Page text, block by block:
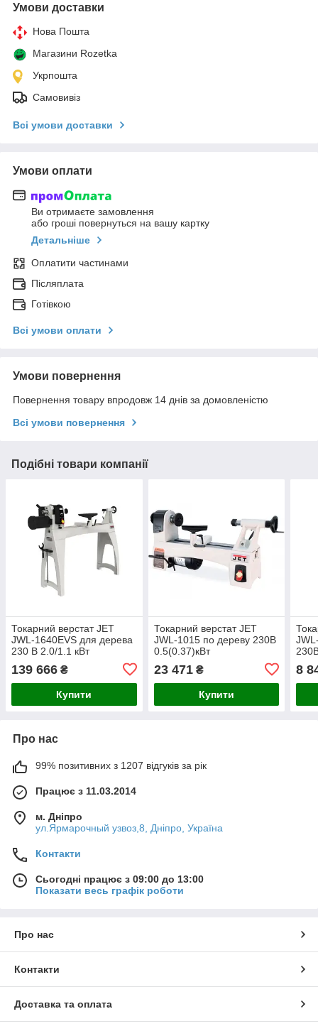
Умови доставки
Нова Пошта
Магазини Rozetka
Укрпошта
Самовивіз
Всі умови доставки
Умови оплати
Ви отримаєте замовлення
або гроші повернуться на вашу картку
Детальніше
Оплатити частинами
Післяплата
Готівкою
Всі умови оплати
Умови повернення
Повернення товару впродовж 14 днів за домовленістю
Всі умови повернення
Подібні товари компанії
Токарний верстат JET
JWL-1640EVS для дерева
230 В 2.0/1.1 кВт
139 666 ₴
Купити
Токарний верстат JET
JWL-1015 по дереву 230В
0.5(0.37)кВт
23 471₴
Купити
8
Про нас
99% позитивних з 1207 відгуків за рік
Працює з 11.03.2014
м. Дніпро
ул.Ярмарочный узвоз,8, Дніпро, Україна
Контакти
Сьогодні працює з 09:00 до 13:00
Показати весь графік роботи
Про нас
Контакти
Доставка та оплата